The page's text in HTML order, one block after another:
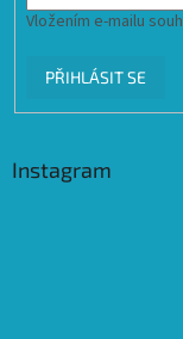
Vložením e-mailu
PŘIHLÁSIT SE
Instagram